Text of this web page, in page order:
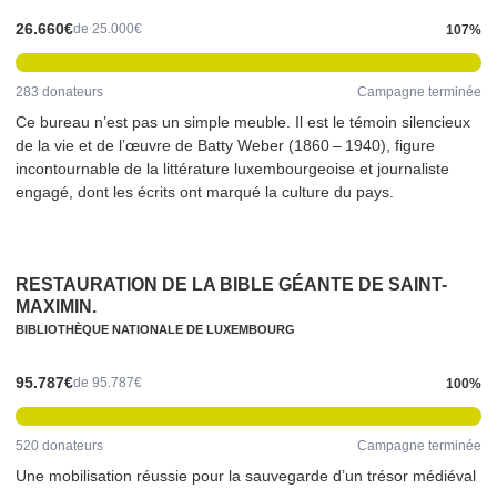
26.660€de 25.000€ 107%
283 donateurs Campagne terminée
Ce bureau n’est pas un simple meuble. Il est le témoin silencieux
de la vie et de l’œuvre de Batty Weber (1860 – 1940), figure
incon­tourn­able de la littérature lux­em­bour­geoise et journaliste
engagé, dont les écrits ont marqué la culture du pays.
RESTAU­RA­TION DE LA BIBLE GÉANTE DE SAINT-
MAXIMIN.
BIB­LIO­THÈQUE NATIONALE DE LUXEMBOURG
95.787€de 95.787€ 100%
520 donateurs Campagne terminée
Une mobil­i­sa­tion réussie pour la sauvegarde d’un trésor médiéval